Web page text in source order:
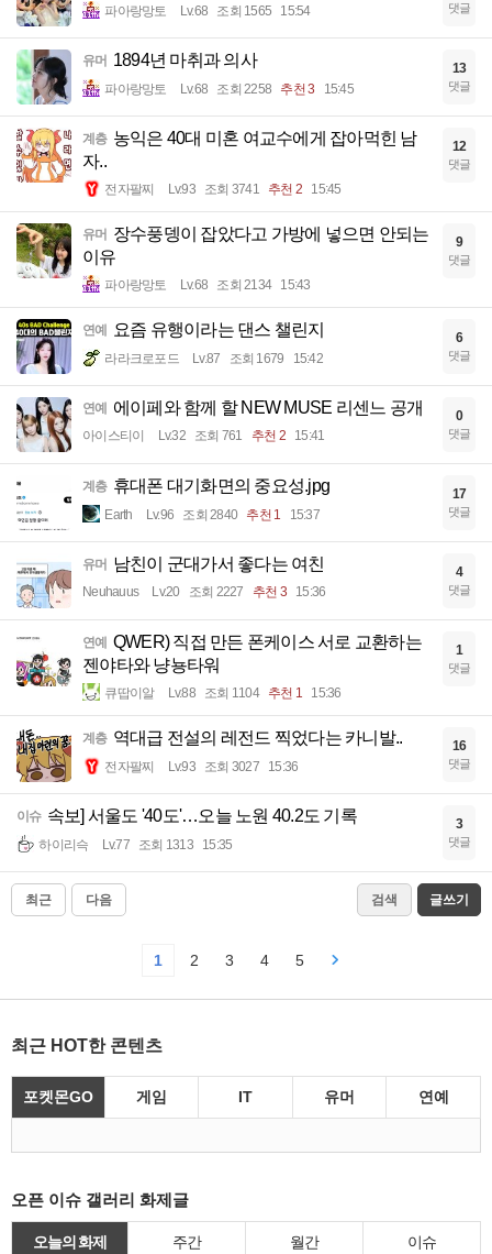
파아랑망토 Lv.68 조회 1565 15:54 댓글
유머 1894년 마취과 의사
파아랑망토 Lv.68 조회 2258 추천 3 15:45
13
댓글
계층 농익은 40대 미혼 여교수에게 잡아먹힌 남
자..
전자팔찌 Lv.93 조회 3741 추천 2 15:45
12
댓글
유머 장수풍뎅이 잡았다고 가방에 넣으면 안되는
이유
파아랑망토 Lv.68 조회 2134 15:43
9
댓글
연예 요즘 유행이라는 댄스 챌린지
라라크로포드 Lv.87 조회 1679 15:42
6
댓글
연예 에이페와 함께 할 NEW MUSE 리센느 공개
아이스티이 Lv.32 조회 761 추천 2 15:41
0
댓글
계층 휴대폰 대기화면의 중요성.jpg
Earth Lv.96 조회 2840 추천 1 15:37
17
댓글
유머 남친이 군대가서 좋다는 여친
Neuhauus Lv.20 조회 2227 추천 3 15:36
4
댓글
연예
QWER) 직접 만든 폰케이스 서로 교환하는
젠야타와 냥뇽타워
큐땁이알 Lv.88 조회 1104 추천 1 15:36
1
댓글
계층 역대급 전설의 레전드 찍었다는 카니발..
전자팔찌 Lv.93 조회 3027 15:36
16
댓글
이슈 속보] 서울도 '40도'…오늘 노원 40.2도 기록
하이리슥 Lv.77 조회 1313 15:35
3
댓글
최근 다음 검색 글쓰기
1 2 3 4 5
최근 HOT한 콘텐츠
포켓몬GO 게임 IT 유머 연예
오픈 이슈 갤러리 화제글
오늘의 화제 주간 월간 이슈